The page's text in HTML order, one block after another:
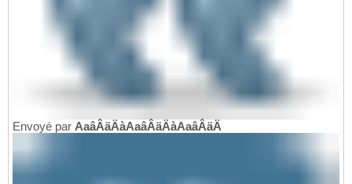
Envoyé par AaâÂäÄàAaâÂäÄàAaâÂäÄ